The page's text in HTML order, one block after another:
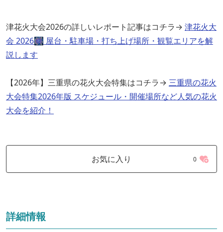
津花火大会2026の詳しいレポート記事はコチラ→ 津花火大
会 2026🎆 屋台・駐車場・打ち上げ場所・観覧エリアを解
説します
【2026年】三重県の花火大会特集はコチラ→ 三重県の花火
大会特集2026年版 スケジュール・開催場所など人気の花火
大会を紹介！
お気に入り 0
詳細情報